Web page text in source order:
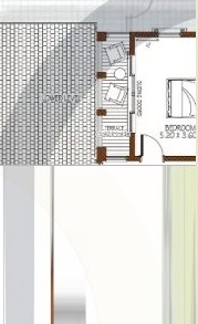
Ground-